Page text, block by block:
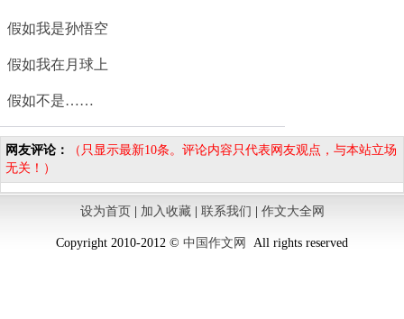
假如我是孙悟空
假如我在月球上
假如不是……
网友评论：
（只显示最新10条。评论内容只代表网友观点，与本站立场
无关！）
设为首页 加入收藏| 联系我们 作文大全网
Copyright 2010-2012 © 中国作文网 All rights reserved